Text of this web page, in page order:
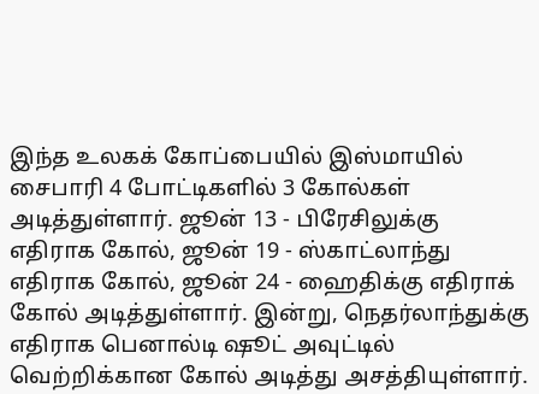
இந்த உலகக் கோப்பையில் இஸ்மாயில்
சைபாரி 4 போட்டிகளில் 3 கோல்கள்
அடித்துள்ளார். ஜூன் 13 - பிரேசிலுக்கு
எதிராக கோல், ஜூன் 19 - ஸ்காட்லாந்து
எதிராக கோல், ஜூன் 24 - ஹைதிக்கு எதிராக்
கோல் அடித்துள்ளார். இன்று, நெதர்லாந்துக்கு
எதிராக பெனால்டி ஷூட் அவுட்டில்
வெற்றிக்கான கோல் அடித்து அசத்தியுள்ளார்.